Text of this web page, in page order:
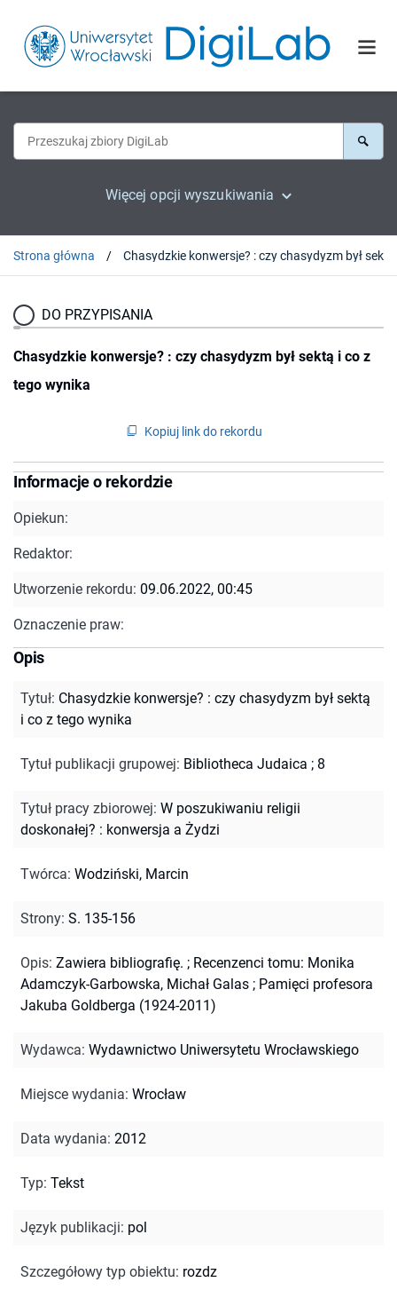
Więcej opcji wyszukiwania
Strona główna
DO PRZYPISANIA
Chasydzkie konwersje? : czy chasydyzm był sektą i co z
tego wynika
Kopiuj link do rekordu
Informacje o rekordzie
Opiekun:
Redaktor:
Utworzenie rekordu: 09.06.2022, 00:45
Oznaczenie praw:
Opis
Tytuł: Chasydzkie konwersje? : czy chasydyzm był sektą
i co z tego wynika
Tytuł publikacji grupowej: Bibliotheca Judaica ; 8
Tytuł pracy zbiorowej: W poszukiwaniu religii
doskonałej? : konwersja a Żydzi
Twórca: Wodziński, Marcin
Strony: S. 135-156
Opis: Zawiera bibliografię. ; Recenzenci tomu: Monika
Adamczyk-Garbowska, Michał Galas ; Pamięci profesora
Jakuba Goldberga (1924-2011)
Wydawca: Wydawnictwo Uniwersytetu Wrocławskiego
Miejsce wydania: Wrocław
Data wydania: 2012
Typ: Tekst
Język publikacji: pol
Szczegółowy typ obiektu: rozdz